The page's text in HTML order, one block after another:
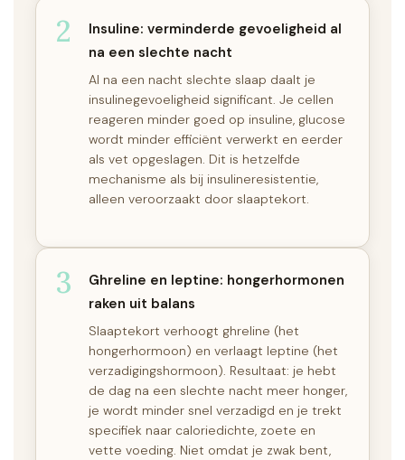
2
Insuline: verminderde gevoeligheid al
na een slechte nacht
Al na een nacht slechte slaap daalt je
insulinegevoeligheid significant. Je cellen
reageren minder goed op insuline, glucose
wordt minder efficiënt verwerkt en eerder
als vet opgeslagen. Dit is hetzelfde
mechanisme als bij insulineresistentie,
alleen veroorzaakt door slaaptekort.
3
Ghreline en leptine: hongerhormonen
raken uit balans
Slaaptekort verhoogt ghreline (het
hongerhormoon) en verlaagt leptine (het
verzadigingshormoon). Resultaat: je hebt
de dag na een slechte nacht meer honger,
je wordt minder snel verzadigd en je trekt
specifiek naar caloriedichte, zoete en
vette voeding. Niet omdat je zwak bent,